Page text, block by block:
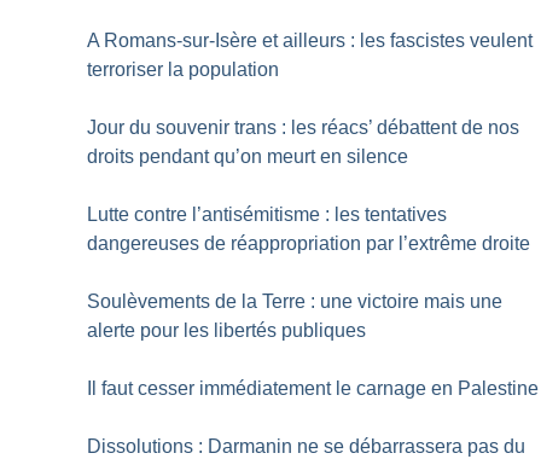
A Romans-sur-Isère et ailleurs : les fascistes veulent
terroriser la population
Jour du souvenir trans : les réacs’ débattent de nos
droits pendant qu’on meurt en silence
Lutte contre l’antisémitisme : les tentatives
dangereuses de réappropriation par l’extrême droite
Soulèvements de la Terre : une victoire mais une
alerte pour les libertés publiques
Il faut cesser immédiatement le carnage en Palestine
Dissolutions : Darmanin ne se débarrassera pas du